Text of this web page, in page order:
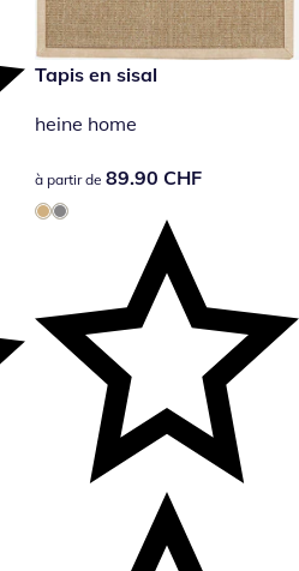
89.90 CHF
Tapis en sisal
heine home
89.90 CHF
à partir de 89.90 CHF